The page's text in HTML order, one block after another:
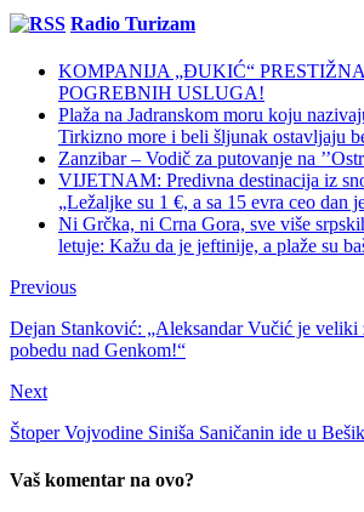
Radio Turizam
KOMPANIJA „ĐUKIĆ“
POGREBNIH USLUGA!
Plaža na Jadranskom moru koju
Tirkizno more i beli šljunak ostavljaju
Zanzibar – Vodič za putovanje na
VIJETNAM: Predivna destinacija iz
„Ležaljke su 1 €, a sa 15 evra ceo dan
Ni Grčka, ni Crna Gora, sve više
letuje: Kažu da je jeftinije, a plaže su
Previous
Dejan Stanković: „Aleksandar Vučić je veliki
pobedu nad Genkom!“
Next
Štoper Vojvodine Siniša Saničanin ide u
Vaš komentar na ovo?